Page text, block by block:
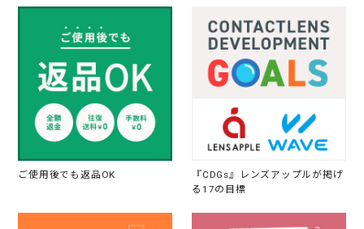
ご使用後でも返品OK
『CDGs』レンズアップルが掲げ
る17の目標